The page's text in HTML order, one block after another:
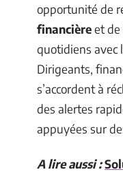
opportunité de
financièreet de
quotidiens avec
Dirigeants,
s’accordent à
des alertes
appuyées sur
A lire aussi :